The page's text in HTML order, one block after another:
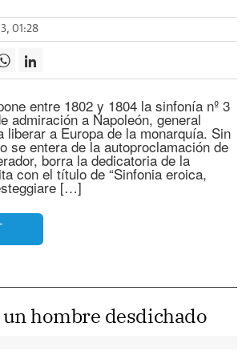
01:28
entre 1802 y 1804 la sinfonía nº 3
admiración a Napoleón, general
liberar a Europa de la monarquía. Sin
se entera de la autoproclamación de
borra la dedicatoria de la
con el título de “Sinfonia eroica,
[…]
un hombre desdichado